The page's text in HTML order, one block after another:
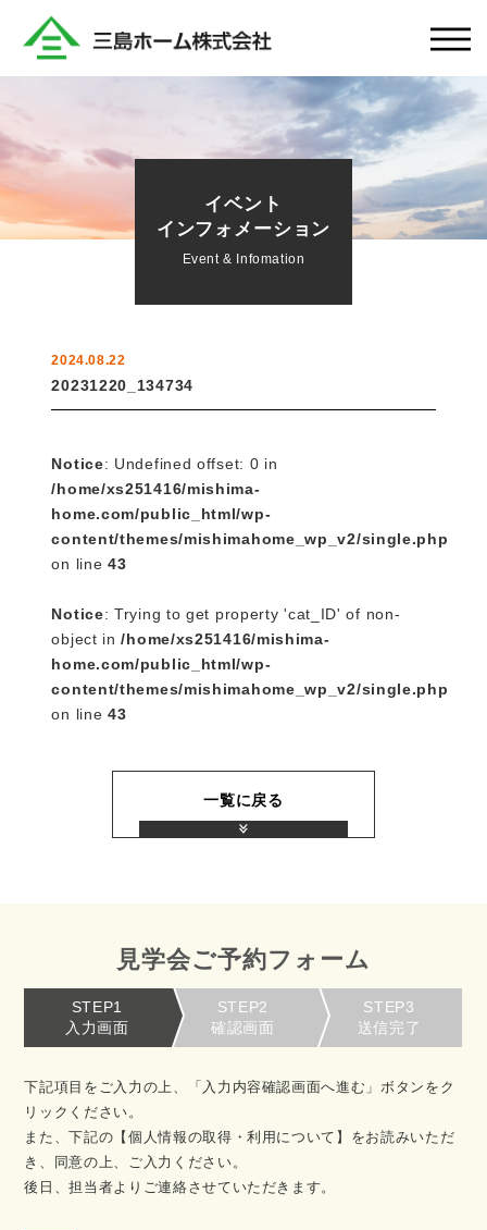
イベント
インフォメーション
Event & Infomation
2024.08.22
20231220_134734
Notice: Undefined offset: 0 in
/home/xs251416/mishima-
home.com/public_html/wp-
content/themes/mishimahome_wp_v2/single.php
on line43
Notice: Trying to get property 'cat_ID' of non-
object in/home/xs251416/mishima-
home.com/public_html/wp-
content/themes/mishimahome_wp_v2/single.php
on line43
一覧に戻る
見学会ご予約フォーム
STEP1
入力画面
STEP2
確認画面
STEP3
送信完了
下記項目をご入力の上、「入力内容確認画面へ進む」ボタンをク
リックください。
また、下記の【個人情報の取得・利用について】をお読みいただ
き、同意の上、ご入力ください。
後日、担当者よりご連絡させていただきます。